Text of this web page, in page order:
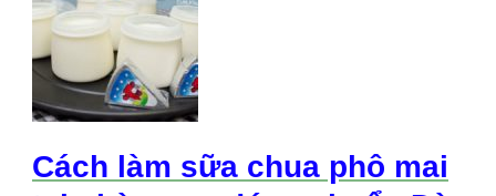
Cách làm sữa chua phô mai